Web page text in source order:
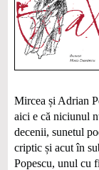
Mircea și Adrian
aici e că niciunul
decenii, sunetul
criptic și acut în
Popescu, unul cu